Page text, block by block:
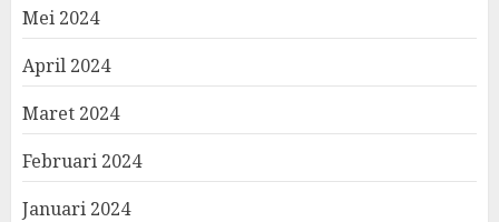
Mei 2024
April 2024
Maret 2024
Februari 2024
Januari 2024